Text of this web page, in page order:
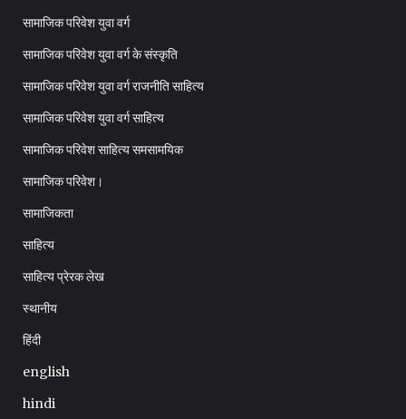
सामाजिक परिवेश युवा वर्ग
सामाजिक परिवेश युवा वर्ग के संस्कृति
सामाजिक परिवेश युवा वर्ग राजनीति साहित्य
सामाजिक परिवेश युवा वर्ग साहित्य
सामाजिक परिवेश साहित्य समसामयिक
सामाजिक परिवेश।
सामाजिकता
साहित्य
साहित्य प्रेरक लेख
स्थानीय
हिंदी
english
hindi